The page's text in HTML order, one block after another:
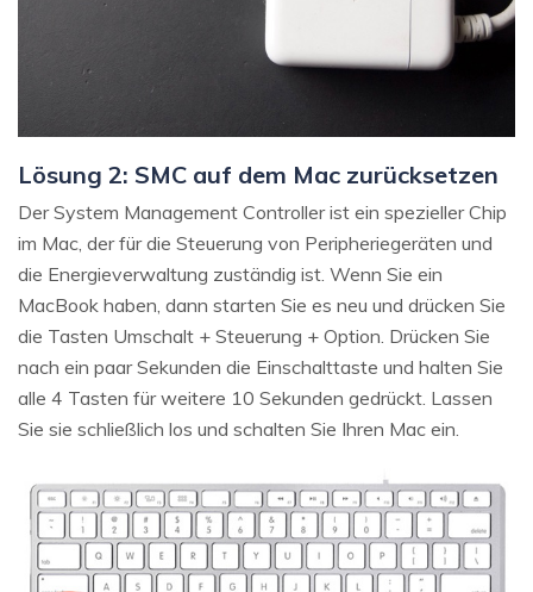
Lösung 2: SMC auf dem Mac zurücksetzen
Der System Management Controller ist ein spezieller Chip
im Mac, der für die Steuerung von Peripheriegeräten und
die Energieverwaltung zuständig ist. Wenn Sie ein
MacBook haben, dann starten Sie es neu und drücken Sie
die Tasten Umschalt + Steuerung + Option. Drücken Sie
nach ein paar Sekunden die Einschalttaste und halten Sie
alle 4 Tasten für weitere 10 Sekunden gedrückt. Lassen
Sie sie schließlich los und schalten Sie Ihren Mac ein.